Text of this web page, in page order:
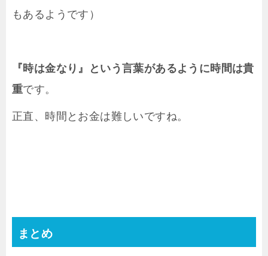
もあるようです）
『時は金なり』という言葉があるように時間は貴
重です。
正直、時間とお金は難しいですね。
まとめ